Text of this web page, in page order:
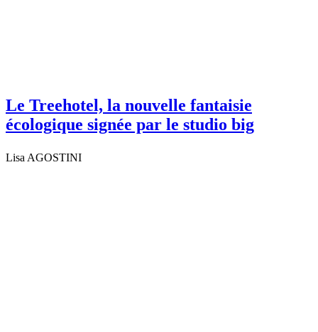
Le Treehotel, la nouvelle fantaisie
écologique signée par le studio big
Lisa AGOSTINI